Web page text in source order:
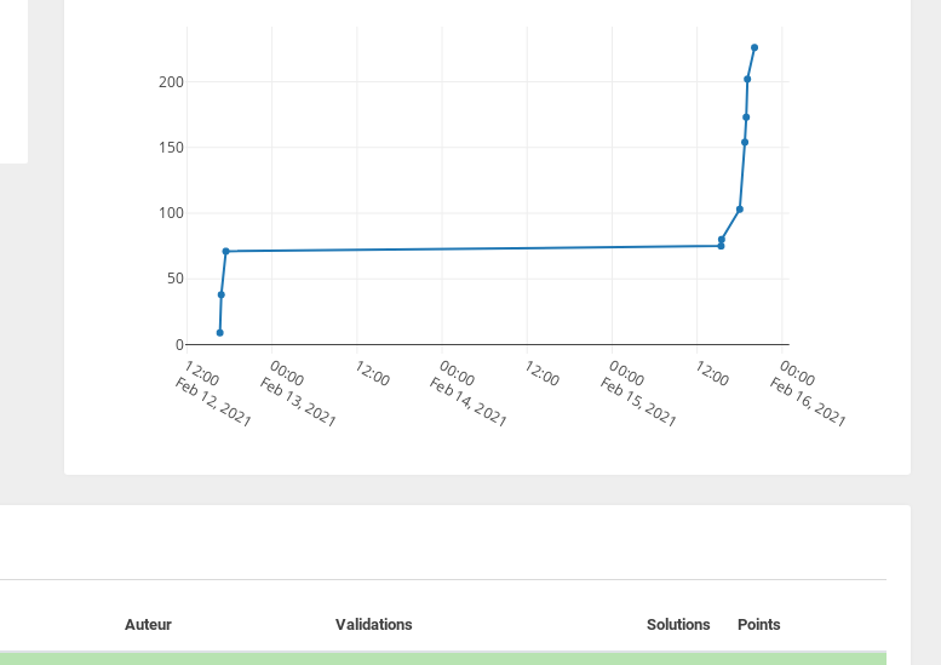
12:00
Feb 12, 2021 00:00
Feb 13, 2021 12:00 00:00
Feb 14, 2021 12:00 00:00
Feb 15, 2021 12:00 00:00
Feb 16, 2021
0
50
100
150
200
Auteur Validations Solutions Points